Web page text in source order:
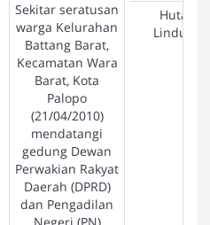
Sekitar seratusan
warga Kelurahan
Battang Barat,
Kecamatan Wara
Barat, Kota
Palopo
(21/04/2010)
mendatangi
gedung Dewan
Perwakian Rakyat
Daerah (DPRD)
dan Pengadilan
Hutan
Lindung